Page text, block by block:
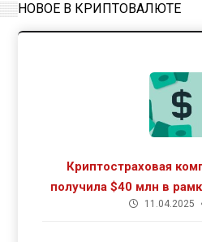
НОВОЕ В КРИПТОВАЛЮТЕ
Криптостраховая
получила $40 млн в
11.04.2025